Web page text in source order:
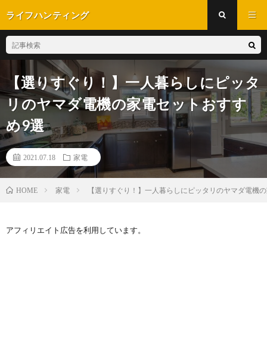
ライフハンティング
【選りすぐり！】一人暮らしにピッタ
リのヤマダ電機の家電セットおすす
め9選
2021.07.18 家電
HOME 家電 【選りすぐり！】一人暮らしにピッタリのヤマダ電機
アフィリエイト広告を利用しています。